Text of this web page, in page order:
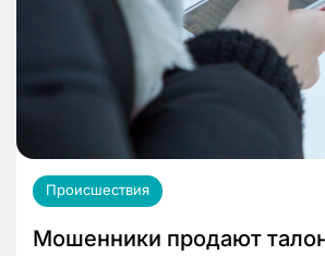
Происшествия
Мошенники продают